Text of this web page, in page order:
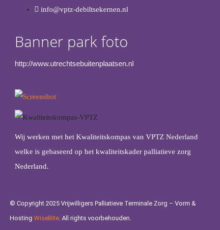
info@vptz-debiltsekernen.nl
Banner park foto
http://www.utrechtsebuitenplaatsen.nl
Wij werken met het Kwaliteitskompas van VPTZ Nederland
welke is gebaseerd op het kwaliteitskader palliatieve zorg
Nederland.
© Copyright 2025 Vrijwilligers Palliatieve Terminale Zorg – Vorm &
Hosting WiseBite. All rights voorbehouden.